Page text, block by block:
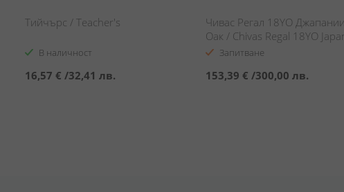
Тийчърс / Teacher's
В наличност
16,57 € /32,41 лв.
Чивас Регал 18YO
Оак / Chivas Regal 18YO
OakЗапитване
153,39 € /300,00 лв.